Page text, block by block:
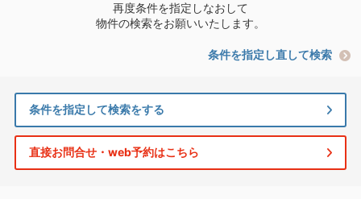
再度条件を指定しなおして
物件の検索をお願いいたします。
条件を指定し直して検索
条件を指定して検索をする
直接お問合せ・web予約はこちら